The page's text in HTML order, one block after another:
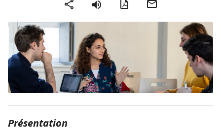
Partager Version PDF
Présentation